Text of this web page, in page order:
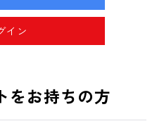
イン
をお持ちの方